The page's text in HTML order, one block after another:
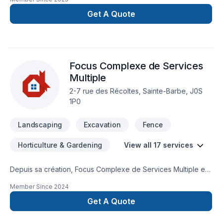
Get A Quote
Focus Complexe de Services
Multiple
2-7 rue des Récoltes, Sainte-Barbe, J0S
1P0
Landscaping Excavation Fence
Horticulture & Gardening View all 17 services
Depuis sa création, Focus Complexe de Services Multiple est
Arbres et haies, Béton, Clôture, Émondage, Entretien
paysager, Excavation, Horticulture, Irrigation, Muret, Pavage,
Pavé uni, Paysagement, Piscine, Tourbe, Transport. Nous
Member Since 2024
Get A Quote